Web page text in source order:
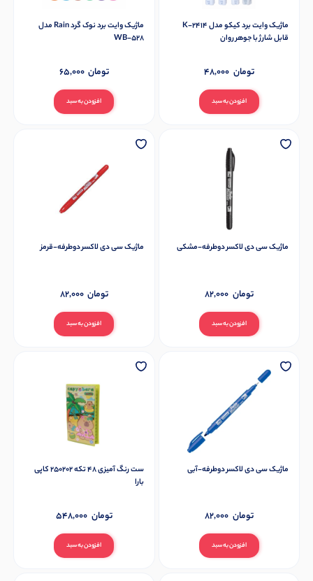
ماژیک وایت برد کیکو مدل K-2414
قابل شارژ با جوهر روان
افزودن به سبد
48,000 تومان
ماژیک وایت برد نوک گرد Rain مدل
WB-528
افزودن به سبد
65,000 تومان
ماژیک سی دی لاکسر دوطرفه-مشکی
افزودن به سبد
82,000 تومان
ماژیک سی دی لاکسر دوطرفه-قرمز
افزودن به سبد
82,000 تومان
ماژیک سی دی لاکسر دوطرفه-آبی
افزودن به سبد
82,000 تومان
ست رنگ آمیزی 48 تکه 250202 کاپی
بارا
افزودن به سبد
548,000 تومان